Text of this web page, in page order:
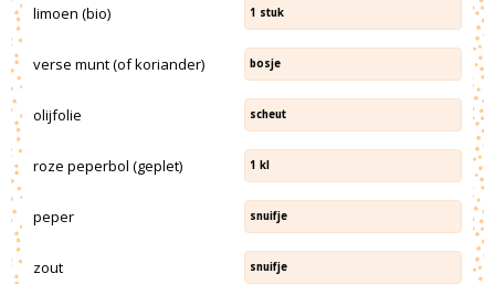
limoen (bio) 1 stuk
verse munt (of koriander) bosje
olijfolie scheut
roze peperbol (geplet) 1 kl
peper snuifje
zout snuifje